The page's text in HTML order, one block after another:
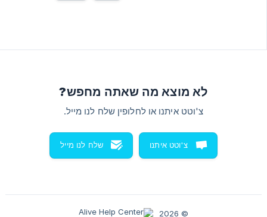
לא מוצא מה שאתה מחפש?
צ'וטט איתנו או לחלופין שלח לנו מייל.
צ'וטט איתנו שלח לנו מייל
© 2026